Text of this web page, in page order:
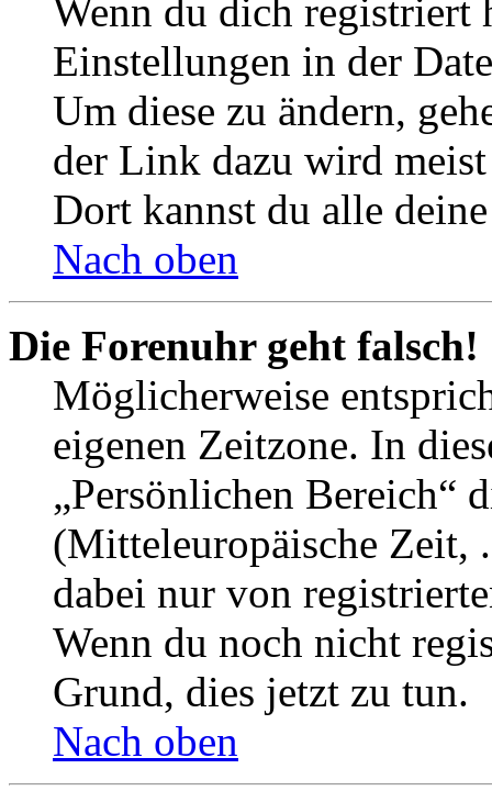
Wenn du dich registriert
Einstellungen in der
Um diese zu ändern,
der Link dazu wird
Dort kannst du alle
Nach oben
Die Forenuhr geht falsch!
Möglicherweise
eigenen Zeitzone. In
„Persönlichen Bereich“
(Mitteleuropäische Zeit,
dabei nur von
Wenn du noch nicht
Grund, dies jetzt zu tun.
Nach oben